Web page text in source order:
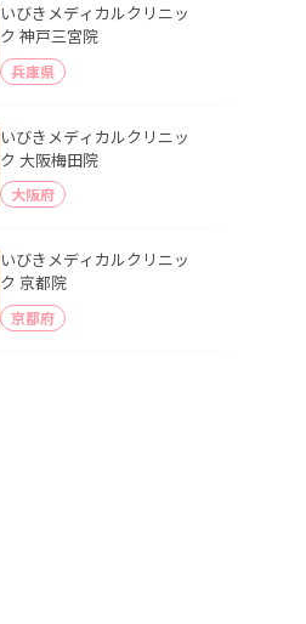
いびきメディカルクリニッ
ク 神戸三宮院
兵庫県
いびきメディカルクリニッ
ク 大阪梅田院
大阪府
いびきメディカルクリニッ
ク 京都院
京都府